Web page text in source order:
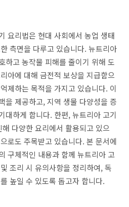
요리법은 현대 사회에서 농업 생태
측면을 다루고 있습니다. 뉴트리아
하고 농작물 피해를 줄이기 위해 도
아에 대해 금전적 보상을 지급함으
제하는 목적을 가지고 있습니다. 이
을 제공하고, 지역 생물 다양성을 증
대하게 합니다. 한편, 뉴트리아 고기
다양한 요리에서 활용되고 있으
로도 주목받고 있습니다. 본 문서에
구체적인 내용과 함께 뉴트리아 고
조리 시 유의사항을 정리하여, 독
높일 수 있도록 돕고자 합니다.